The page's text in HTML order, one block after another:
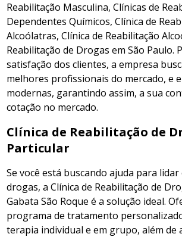
Reabilitação Masculina, Clínicas de
Dependentes Químicos, Clínica de
Alcoólatras, Clínica de Reabilitação
Reabilitação de Drogas em São Paulo.
satisfação dos clientes, a empresa
melhores profissionais do mercado, e
modernas, garantindo assim, a sua
cotação no mercado.
Clínica de Reabilitação de
Particular
Se você está buscando ajuda para lidar
drogas, a Clínica de Reabilitação de
Gabata São Roque é a solução ideal.
programa de tratamento
terapia individual e em grupo, além de